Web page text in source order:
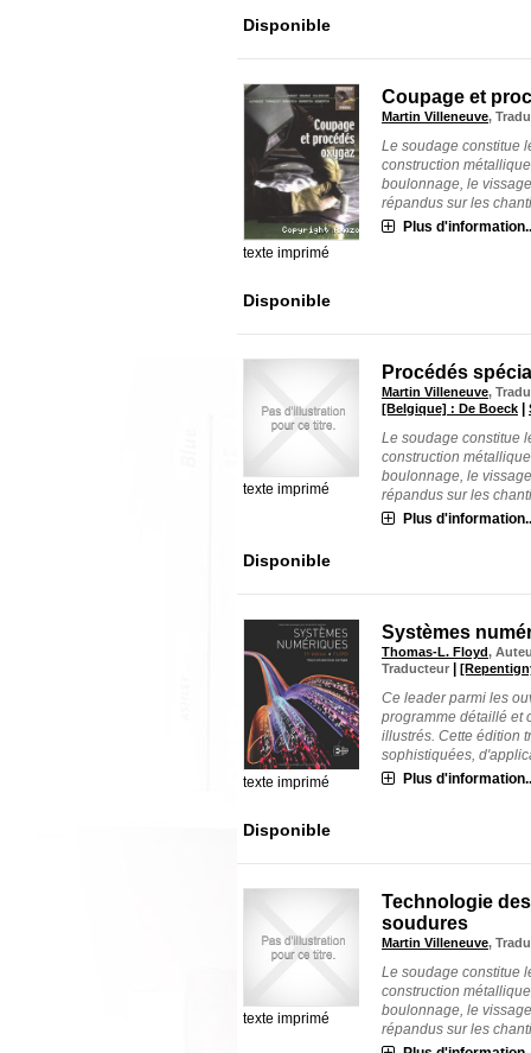
Disponible
texte imprimé
Coupage et
Martin Villeneuve,
Le soudage constitue
construction
boulonnage, le
répandus sur les
Plus
Disponible
texte imprimé
Procédés
Martin Villeneuve,
[Belgique] : De Boeck |
Le soudage constitue
construction
boulonnage, le
répandus sur les
Plus
Disponible
texte imprimé
Systèmes
Thomas-L. Floyd,
Traducteur
|
Ce leader parmi les
programme détaillé et
illustrés. Cette édition
sophistiquées,
Plus
Disponible
texte imprimé
Technologie
soudures
Martin Villeneuve,
Le soudage constitue
construction
boulonnage, le
répandus sur les